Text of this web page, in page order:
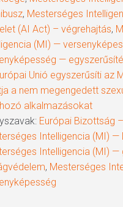
, Mesterséges
(AI Act) – végrehajtás,
(MI) —
—
Unió egyszerűsíti az
a nem megengedett
alkalmazásokat
Európai Bizottság
Intelligencia (MI) —
Intelligencia (MI) —
, Mesterséges